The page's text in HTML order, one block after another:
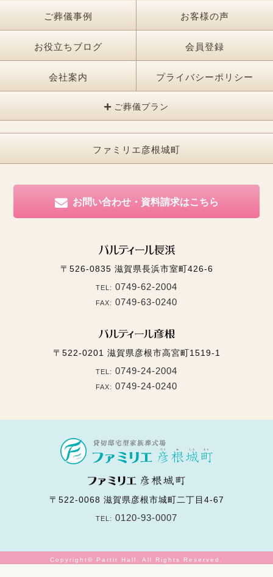
ご葬儀事例 お客様の声
お役立ちブログ 会員登録
会社案内 プライバシーポリシー
ご葬儀プラン
ファミリエ彦根城町
お問い合わせ・資料請求はこちら
〒526-0835 滋賀県長浜市室町426-6
TEL: 0749-62-2004
FAX: 0749-63-0240
〒522-0201 滋賀県彦根市高宮町1519-1
TEL: 0749-24-2004
FAX: 0749-24-0240
〒522-0068 滋賀県彦根市城町二丁目4-67
TEL: 0120-93-0007
Copyright© Partir Hall. All Rights Reserved.